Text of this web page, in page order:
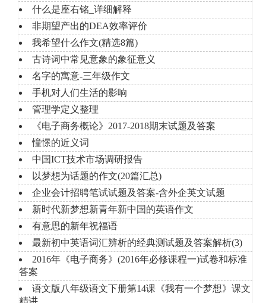
什么是座右铭_详细解释
非期望产出的DEA效率评价
我希望什么作文(精选8篇)
古诗词中常见意象的象征意义
名字的寓意-三年级作文
手机对人们生活的影响
管理学定义整理
《电子商务概论》2017-2018期末试题及答案
憧憬的近义词
中国ICT技术市场调研报告
以梦想为话题的作文(20篇汇总)
企业会计招聘笔试试题及答案-含外企英文试题
新时代新梦想新青年新中国的英语作文
有意思的新年祝福语
最新初中英语词汇辨析的经典测试题及答案解析(3)
2016年《电子商务》(2016年必修课程一)试卷和标准
答案
语文版八年级语文下册第14课《我有一个梦想》课文
精讲